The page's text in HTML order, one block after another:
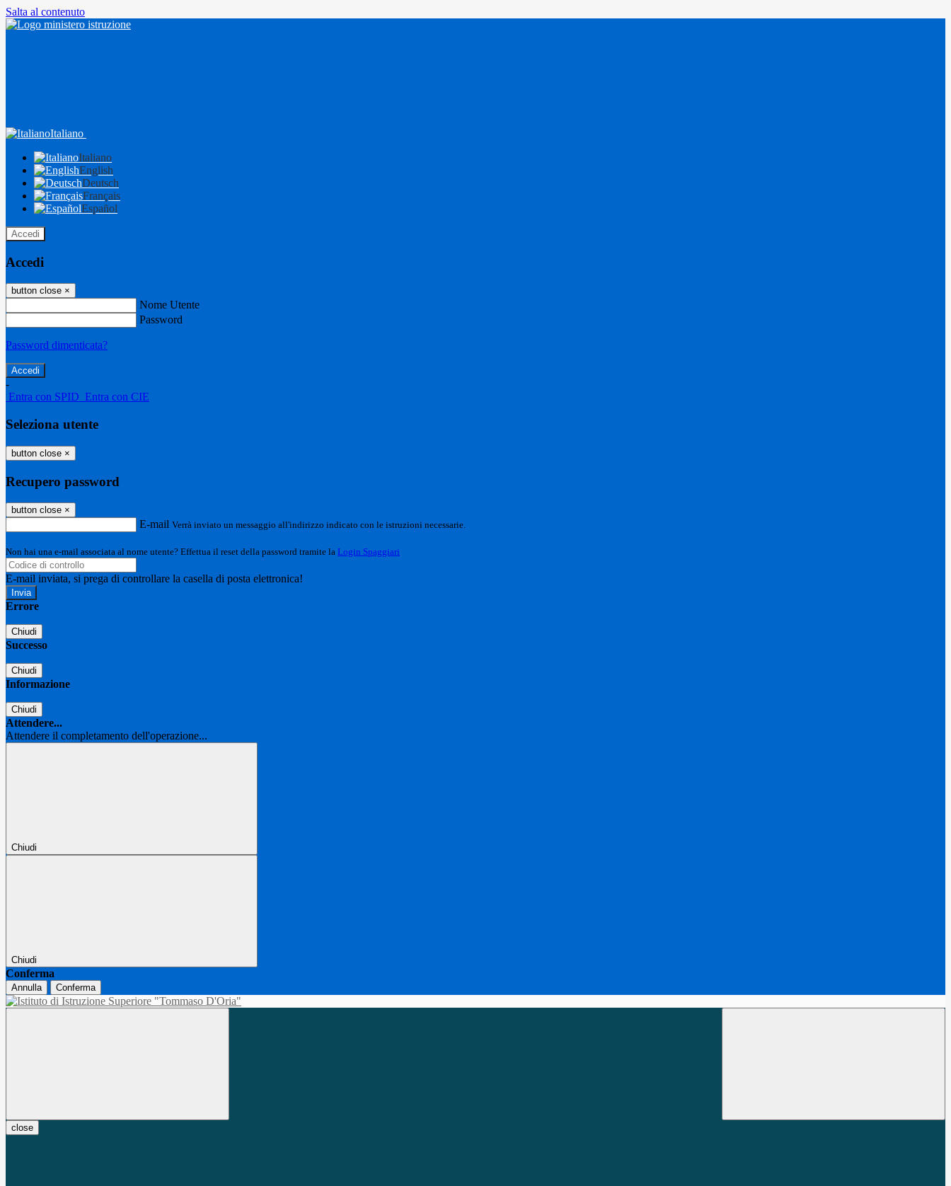
Salta al contenuto
Italiano
Italiano
English
Deutsch
Français
Español
Accedi
Accedi
button close ×
Nome Utente
Password
Password dimenticata?
-
Entra con SPID Entra con CIE
Seleziona utente
button close ×
Recupero password
button close ×
E-mail Verrà inviato un messaggio all'indirizzo indicato con le istruzioni necessarie.
Non hai una e-mail associata al nome utente? Effettua il reset della password tramite la Login Spaggiari
E-mail inviata, si prega di controllare la casella di posta elettronica!
Errore
Chiudi
Successo
Chiudi
Informazione
Chiudi
Attendere...
Attendere il completamento dell'operazione...
Chiudi
Chiudi
Conferma
Annulla Conferma
close